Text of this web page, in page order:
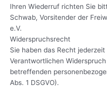
Ihren Wiederruf richten Sie
Schwab, Vorsitender der
e.V.
Widerspruchsrecht
Sie haben das Recht
Verantwortlichen
betreffenden
Abs. 1 DSGVO).